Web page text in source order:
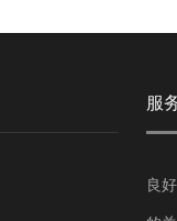
服
良